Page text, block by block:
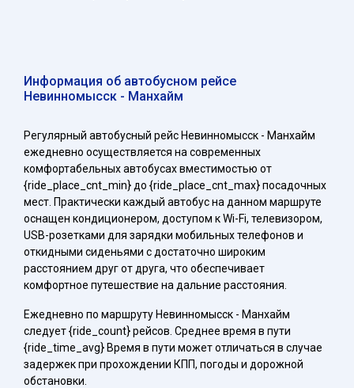
Информация об автобусном рейсе
Невинномысск - Манхайм
Регулярный автобусный рейс Невинномысск - Манхайм
ежедневно осуществляется на современных
комфортабельных автобусах вместимостью от
{ride_place_cnt_min} до {ride_place_cnt_max} посадочных
мест. Практически каждый автобус на данном маршруте
оснащен кондиционером, доступом к Wi-Fi, телевизором,
USB-розетками для зарядки мобильных телефонов и
откидными сиденьями с достаточно широким
расстоянием друг от друга, что обеспечивает
комфортное путешествие на дальние расстояния.
Ежедневно по маршруту Невинномысск - Манхайм
следует {ride_count} рейсов. Среднее время в пути
{ride_time_avg} Время в пути может отличаться в случае
задержек при прохождении КПП, погоды и дорожной
обстановки.